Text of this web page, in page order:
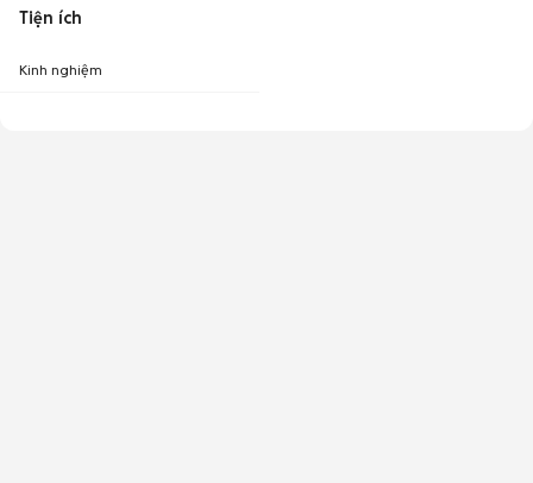
Tiện ích
Kinh nghiệm